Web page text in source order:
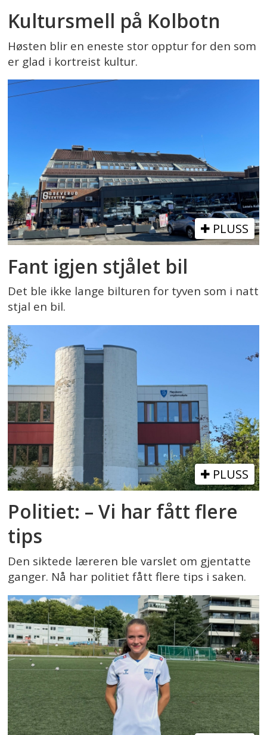
Kultursmell på Kolbotn
Høsten blir en eneste stor opptur for den som
er glad i kortreist kultur.
PLUSS
Fant igjen stjålet bil
Det ble ikke lange bilturen for tyven som i natt
stjal en bil.
PLUSS
Politiet: – Vi har fått flere
tips
Den siktede læreren ble varslet om gjentatte
ganger. Nå har politiet fått flere tips i saken.